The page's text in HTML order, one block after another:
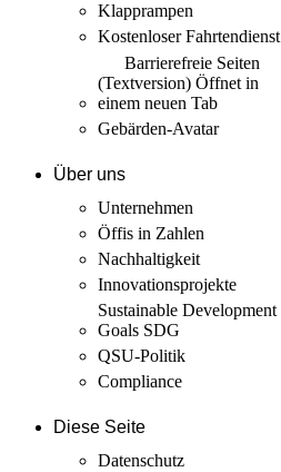
Klapprampen
Kostenloser Fahrtendienst
Barrierefreie Seiten
(Textversion) Öffnet in
einem neuen Tab
Gebärden-Avatar
Über uns
Unternehmen
Öffis in Zahlen
Nachhaltigkeit
Innovations­projekte
Sustainable Development
Goals SDG
QSU-Politik
Compliance
Diese Seite
Datenschutz